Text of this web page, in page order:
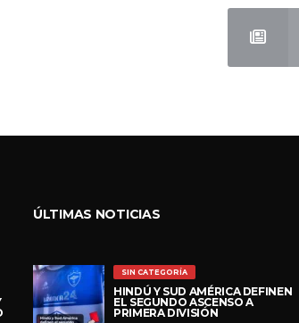
ÚLTIMAS NOTICIAS
SIN CATEGORÍA
HINDÚ Y SUD AMÉRICA DEFINEN
EL SEGUNDO ASCENSO A
PRIMERA DIVISIÓN